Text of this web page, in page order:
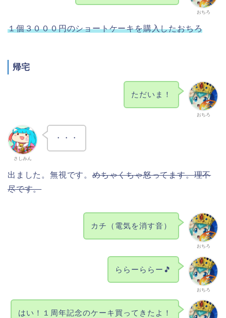
おちろ
１個３０００円のショートケーキを購入したおちろ
帰宅
おちろ
ただいま！
さしみん
・・・
出ました。無視です。 めちゃくちゃ怒ってます。理不
尽です。
おちろ
カチ（電気を消す音）
おちろ
ららーららー🎵
はい！１周年記念のケーキ買ってきたよ！